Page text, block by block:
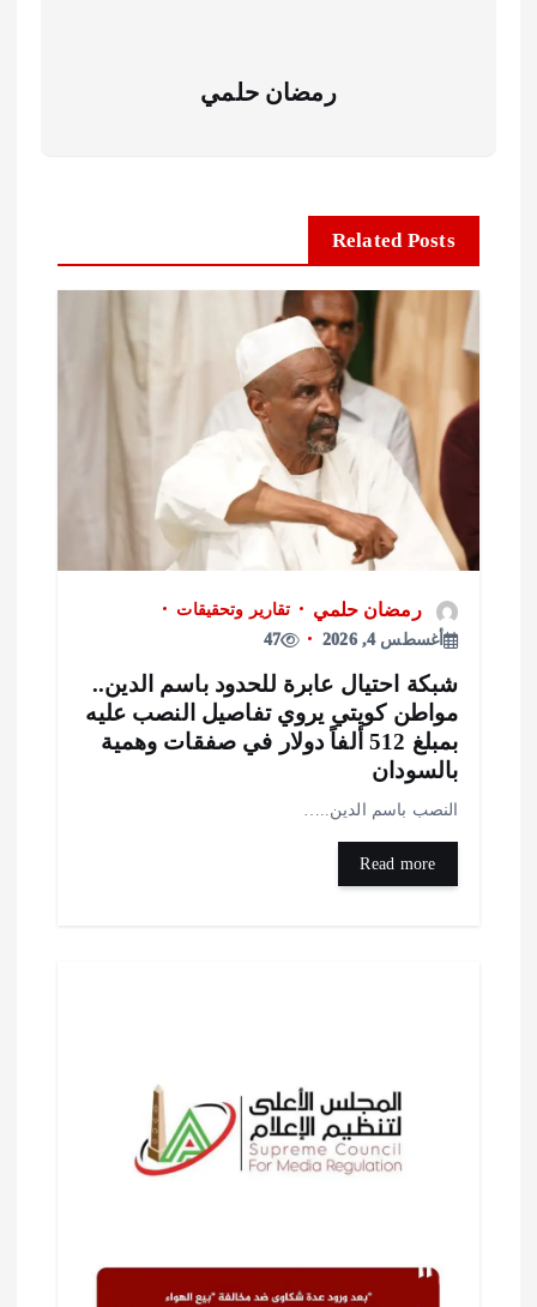
رمضان حلمي
Related Posts
رمضان حلمي
تقارير وتحقيقات
أغسطس 4, 2026
47
احتيال عابرة للحدود باسم الدين..
كويتي يروي تفاصيل النصب عليه
بمبلغ 512 ألفاً دولار في صفقات وهمية
باسم الدين..…